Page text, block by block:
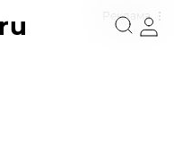
Реклама